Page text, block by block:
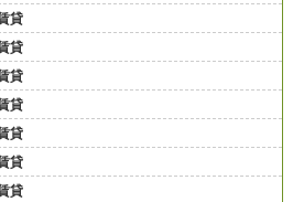
貸
貸
貸
貸
貸
貸
貸